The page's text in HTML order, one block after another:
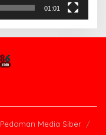
01:01
Pedoman Media Siber